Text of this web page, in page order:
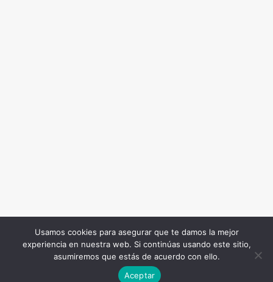
Todos los Derechos Reservados. Somos Noticia COL
© 2026 |Terminos y condiciones|Politica de
Usamos cookies para asegurar que te damos la mejor
experiencia en nuestra web. Si continúas usando este sitio,
asumiremos que estás de acuerdo con ello.
Aceptar